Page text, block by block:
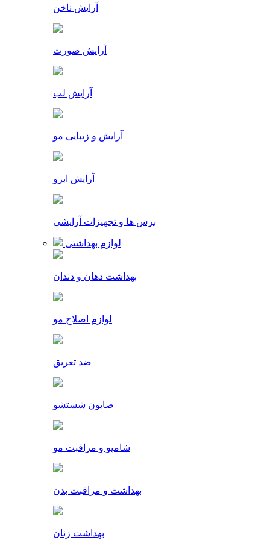
آرایش ناخن
آرایش صورت
آرایش لب
آرایش و زیبایی مو
آرایش ابرو
برس ها و تجهیزات آرایشی
لوازم بهداشتی
بهداشت دهان و دندان
لوازم اصلاح مو
ضد تعریق
صابون شستشو
شامپو و مراقبت مو
بهداشت و مراقبت بدن
بهداشت زنان